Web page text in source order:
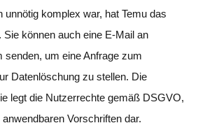
unnötig komplex war, hat Temu das
Sie können auch eine E-Mail an
senden, um eine Anfrage zum
Datenlöschung zu stellen. Die
legt die Nutzerrechte gemäß DSGVO,
Vorschriften dar.